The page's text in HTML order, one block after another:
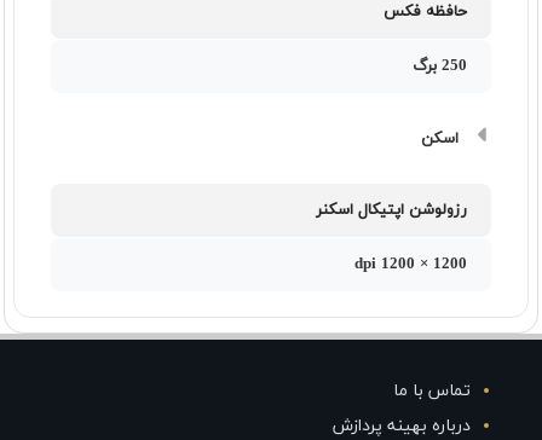
حافظه فکس
250 برگ
اسکن
رزولوشن اپتیکال اسکنر
1200 × 1200 dpi
تماس با ما
درباره بهینه پردازش